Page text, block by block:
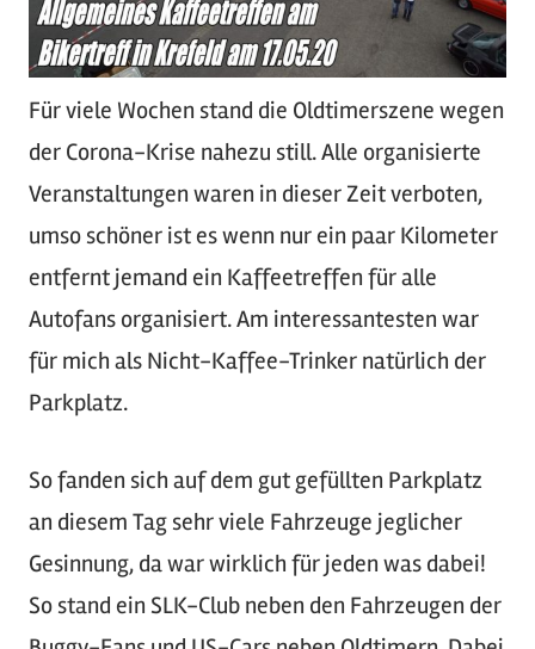
Für viele Wochen stand die Oldtimerszene wegen
der Corona-Krise nahezu still. Alle organisierte
Veranstaltungen waren in dieser Zeit verboten,
umso schöner ist es wenn nur ein paar Kilometer
entfernt jemand ein Kaffeetreffen für alle
Autofans organisiert. Am interessantesten war
für mich als Nicht-Kaffee-Trinker natürlich der
Parkplatz.
So fanden sich auf dem gut gefüllten Parkplatz
an diesem Tag sehr viele Fahrzeuge jeglicher
Gesinnung, da war wirklich für jeden was dabei!
So stand ein SLK-Club neben den Fahrzeugen der